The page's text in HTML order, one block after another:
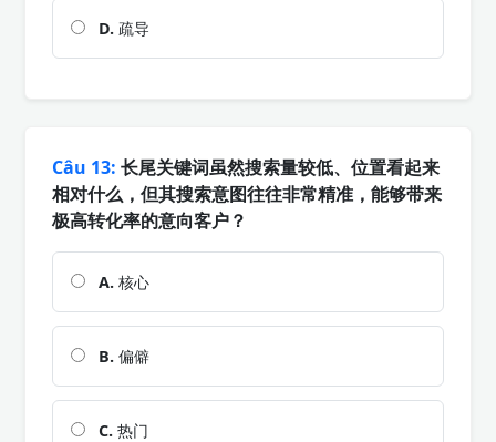
D. 疏导
Câu 13: 长尾关键词虽然搜索量较低、位置看起来
相对什么，但其搜索意图往往非常精准，能够带来
极高转化率的意向客户？
A. 核心
B. 偏僻
C. 热门